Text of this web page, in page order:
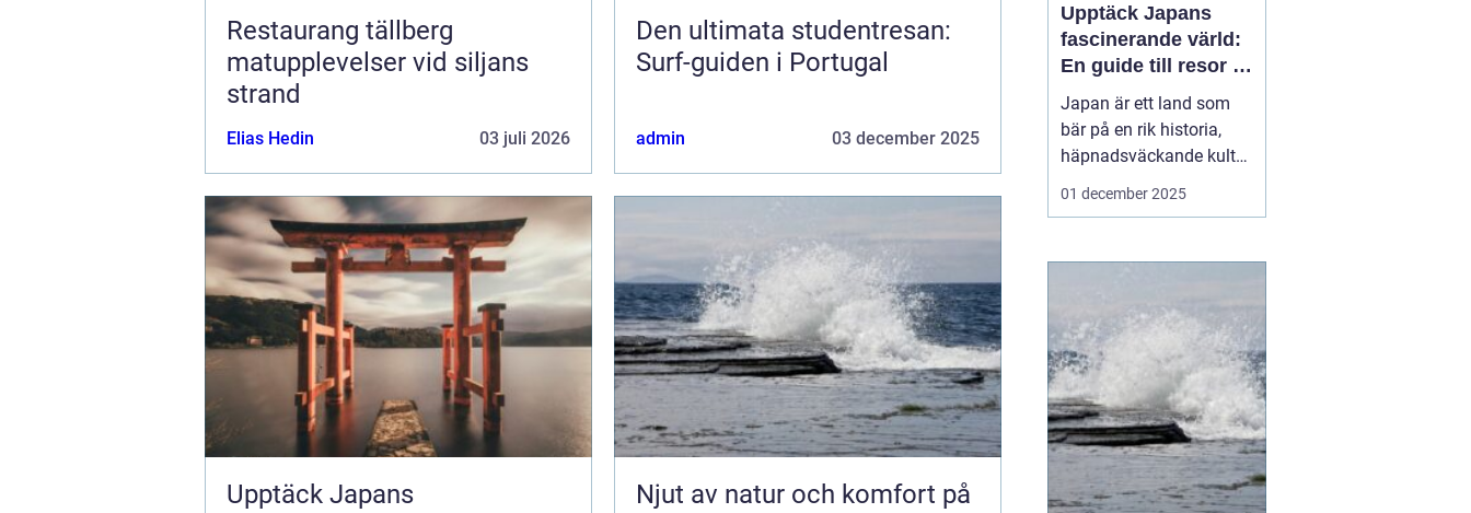
Restaurang tällberg
matupplevelser vid siljans
strand
Elias Hedin 03 juli 2026
Den ultimata studentresan:
Surf-guiden i Portugal
admin 03 december 2025
Upptäck Japans
Njut av natur och komfort på
Upptäck Japans
fascinerande värld:
En guide till resor i
japan
Japan är ett land som
bär på en rik historia,
häpnadsväckande kultur
och en unik blandning
lockar ständigt resenärer
önskar uppleva allt fr&...
01 december 2025